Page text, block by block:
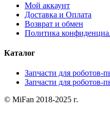
Мой аккаунт
Доставка и Оплата
Возврат и обмен
Политика
Каталог
Запчасти для роботов-
Запчасти для роботов-
© MiFan 2018-2025 г.